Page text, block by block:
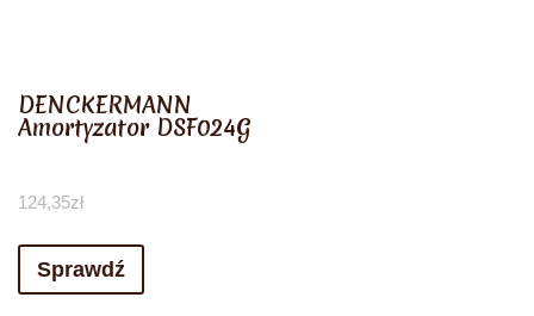
DENCKERMANN
Amortyzator DSF024G
124,35zł
Sprawdź